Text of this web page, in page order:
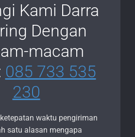
Kami Darra
Dengan
macam
085 733 535
230
waktu pengiriman
satu alasan mengapa